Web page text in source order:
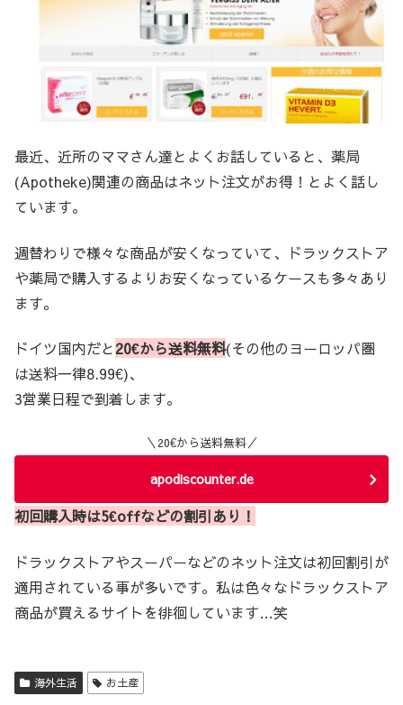
最近、近所のママさん達とよくお話していると、薬局
(Apotheke)関連の商品はネット注文がお得！とよく話し
ています。
週替わりで様々な商品が安くなっていて、ドラックストア
や薬局で購入するよりお安くなっているケースも多々あり
ます。
ドイツ国内だと20€から送料無料(その他のヨーロッパ圏
は送料一律8.99€)、
3営業日程で到着します。
＼20€から送料無料／
apodiscounter.de
初回購入時は5€offなどの割引あり！
ドラックストアやスーパーなどのネット注文は初回割引が
適用されている事が多いです。私は色々なドラックストア
商品が買えるサイトを徘徊しています…笑
海外生活 お土産